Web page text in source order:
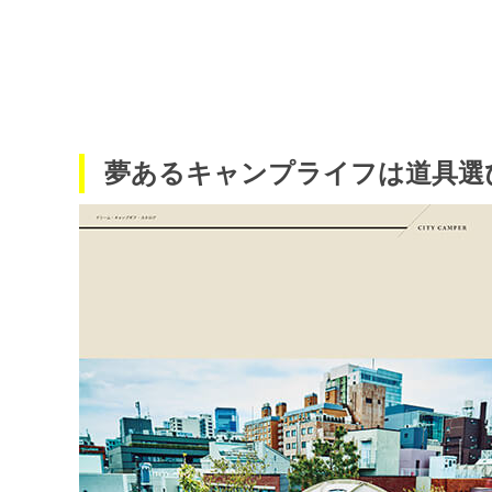
夢あるキャンプライフは道具選